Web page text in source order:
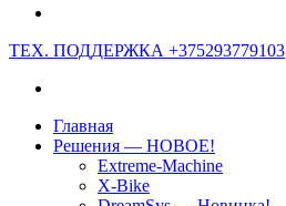
ТЕХ. ПОДДЕРЖКА +375293779103
Главная
Решения — НОВОЕ!
Extreme-Machine
X-Bike